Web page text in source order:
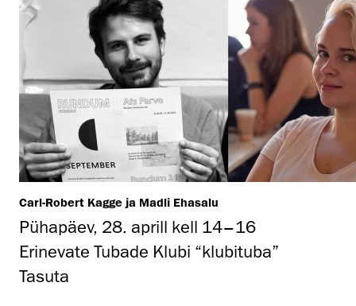
Carl-Robert Kagge ja Madli Ehasalu
Pühapäev, 28. aprill kell 14–16
Erinevate Tubade Klubi “klubituba”
Tasuta